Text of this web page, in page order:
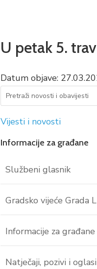
U petak 5.
Datum objave:
Vijesti i novosti
Informacije za građane
Službeni glasnik
Gradsko vijeće Grada
Informacije za građane
Natječaji, pozivi i oglasi